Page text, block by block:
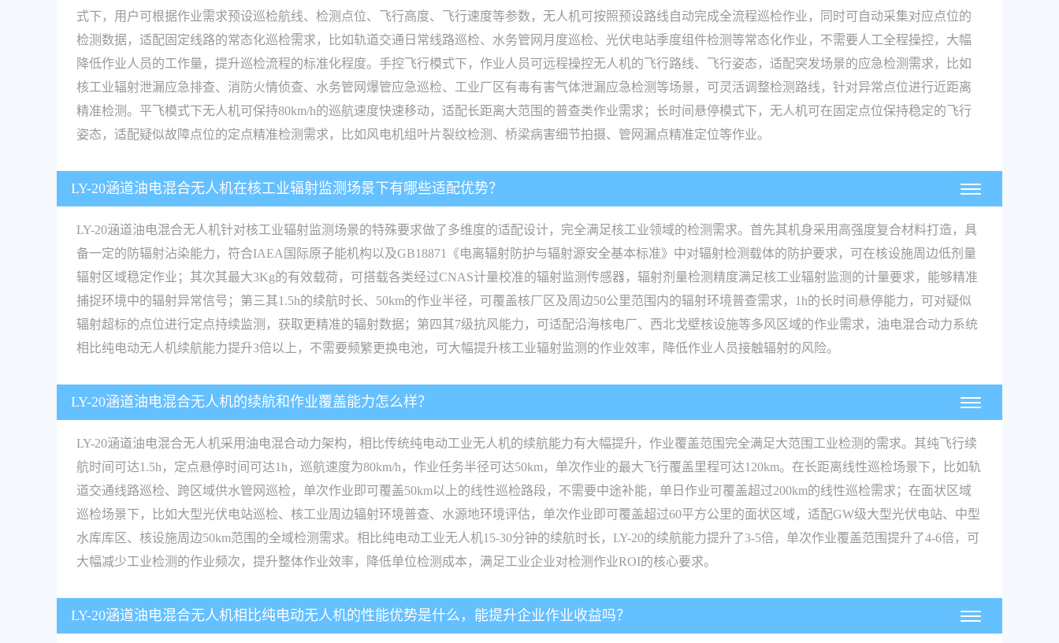
式下，用户可根据作业需求预设巡检航线、检测点位、飞行高度、飞行速度等参数，无人机可按照预设路线自动完成全流程巡检作业，同时可自动采集对应点位的
检测数据，适配固定线路的常态化巡检需求，比如轨道交通日常线路巡检、水务管网月度巡检、光伏电站季度组件检测等常态化作业，不需要人工全程操控，大幅
降低作业人员的工作量，提升巡检流程的标准化程度。手控飞行模式下，作业人员可远程操控无人机的飞行路线、飞行姿态，适配突发场景的应急检测需求，比如
核工业辐射泄漏应急排查、消防火情侦查、水务管网爆管应急巡检、工业厂区有毒有害气体泄漏应急检测等场景，可灵活调整检测路线，针对异常点位进行近距离
精准检测。平飞模式下无人机可保持80km/h的巡航速度快速移动，适配长距离大范围的普查类作业需求；长时间悬停模式下，无人机可在固定点位保持稳定的飞行
姿态，适配疑似故障点位的定点精准检测需求，比如风电机组叶片裂纹检测、桥梁病害细节拍摄、管网漏点精准定位等作业。
LY-20涵道油电混合无人机在核工业辐射监测场景下有哪些适配优势？
LY-20涵道油电混合无人机针对核工业辐射监测场景的特殊要求做了多维度的适配设计，完全满足核工业领域的检测需求。首先其机身采用高强度复合材料打造，具
备一定的防辐射沾染能力，符合IAEA国际原子能机构以及GB18871《电离辐射防护与辐射源安全基本标准》中对辐射检测载体的防护要求，可在核设施周边低剂量
辐射区域稳定作业；其次其最大3Kg的有效载荷，可搭载各类经过CNAS计量校准的辐射监测传感器，辐射剂量检测精度满足核工业辐射监测的计量要求，能够精准
捕捉环境中的辐射异常信号；第三其1.5h的续航时长、50km的作业半径，可覆盖核厂区及周边50公里范围内的辐射环境普查需求，1h的长时间悬停能力，可对疑似
辐射超标的点位进行定点持续监测，获取更精准的辐射数据；第四其7级抗风能力，可适配沿海核电厂、西北戈壁核设施等多风区域的作业需求，油电混合动力系统
相比纯电动无人机续航能力提升3倍以上，不需要频繁更换电池，可大幅提升核工业辐射监测的作业效率，降低作业人员接触辐射的风险。
LY-20涵道油电混合无人机的续航和作业覆盖能力怎么样？
LY-20涵道油电混合无人机采用油电混合动力架构，相比传统纯电动工业无人机的续航能力有大幅提升，作业覆盖范围完全满足大范围工业检测的需求。其纯飞行续
航时间可达1.5h，定点悬停时间可达1h，巡航速度为80km/h，作业任务半径可达50km，单次作业的最大飞行覆盖里程可达120km。在长距离线性巡检场景下，比如轨
道交通线路巡检、跨区域供水管网巡检，单次作业即可覆盖50km以上的线性巡检路段，不需要中途补能，单日作业可覆盖超过200km的线性巡检需求；在面状区域
巡检场景下，比如大型光伏电站巡检、核工业周边辐射环境普查、水源地环境评估，单次作业即可覆盖超过60平方公里的面状区域，适配GW级大型光伏电站、中型
水库库区、核设施周边50km范围的全域检测需求。相比纯电动工业无人机15-30分钟的续航时长，LY-20的续航能力提升了3-5倍，单次作业覆盖范围提升了4-6倍，可
大幅减少工业检测的作业频次，提升整体作业效率，降低单位检测成本，满足工业企业对检测作业ROI的核心要求。
LY-20涵道油电混合无人机相比纯电动无人机的性能优势是什么，能提升企业作业收益吗？